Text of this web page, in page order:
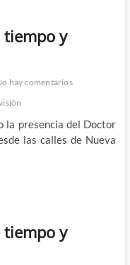
tiempo y
hay comentarios
la presencia del Doctor
las calles de Nueva
tiempo y